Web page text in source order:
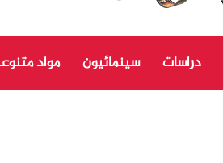
دراسات سينمائيون مواد